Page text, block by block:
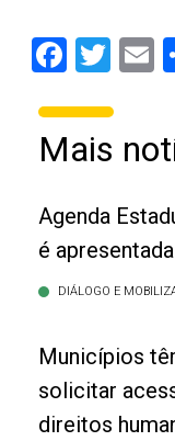
Mais
Agenda
é
DIÁLOGO E
Municípios
solicitar
direitos